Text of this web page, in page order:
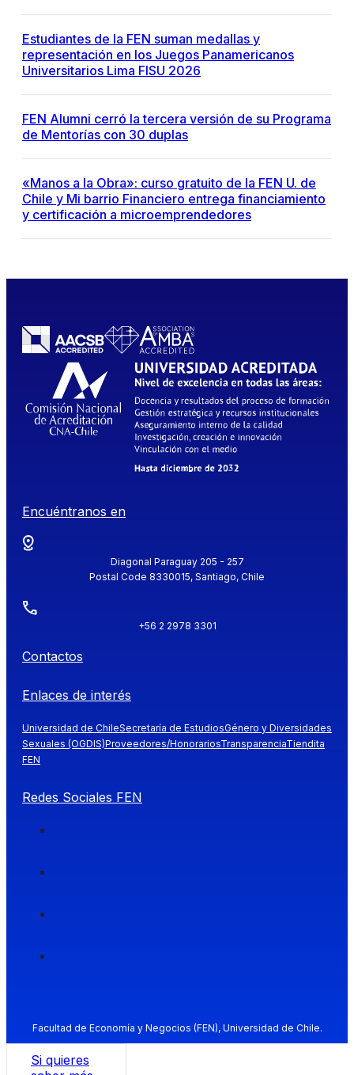
Estudiantes de la FEN suman medallas y
representación en los Juegos Panamericanos
Universitarios Lima FISU 2026
FEN Alumni cerró la tercera versión de su Programa
de Mentorías con 30 duplas
«Manos a la Obra»: curso gratuito de la FEN U. de
Chile y Mi barrio Financiero entrega financiamiento
y certificación a microemprendedores
Encuéntranos en
Diagonal Paraguay 205 - 257
Postal Code 8330015, Santiago, Chile
+56 2 2978 3301
Contactos
Enlaces de interés
Universidad de ChileSecretaría de EstudiosGénero y Diversidades
Sexuales (OGDIS)Proveedores/HonorariosTransparenciaTiendita
FEN
Redes Sociales FEN
Facultad de Economía y Negocios (FEN), Universidad de Chile.
Si quieres